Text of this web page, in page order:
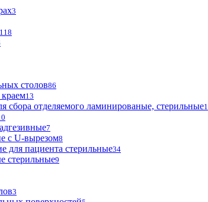
3
118
столов86
13
сбора отделяемого ламинированые, стерильные1
7
с U-вырезом8
для пациента стерильные34
стерильные9
3